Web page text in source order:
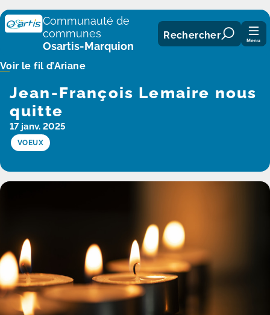
Panneau de gestion des cookies
Communauté de
communes
Osartis-Marquion
Rechercher Menu
Voir le fil d’Ariane
Jean-François Lemaire nous
quitte
17 janv. 2025
VOEUX